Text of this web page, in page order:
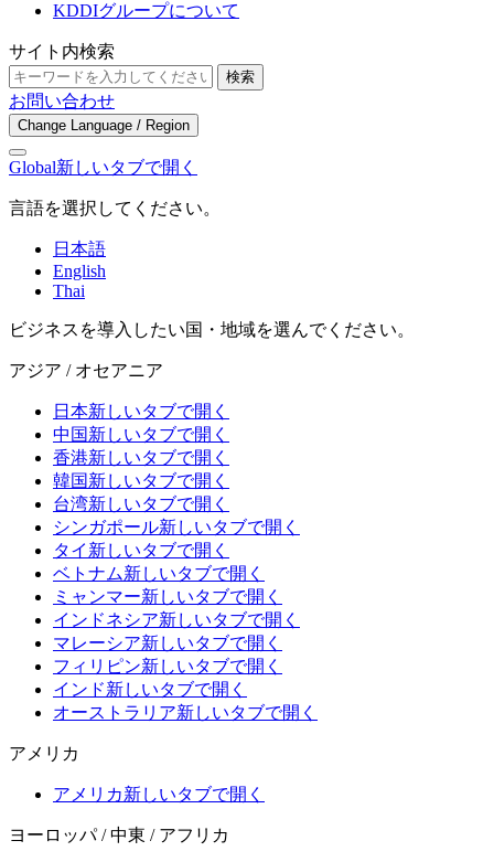
KDDIグループについて
サイト内検索
検索
お問い合わせ
Change Language / Region
Global新しいタブで開く
言語を選択してください。
日本語
English
Thai
ビジネスを導入したい国・地域を選んでください。
アジア / オセアニア
日本新しいタブで開く
中国新しいタブで開く
香港新しいタブで開く
韓国新しいタブで開く
台湾新しいタブで開く
シンガポール新しいタブで開く
タイ 新しいタブで開く
ベトナム新しいタブで開く
ミャンマー新しいタブで開く
インドネシア新しいタブで開く
マレーシア新しいタブで開く
フィリピン新しいタブで開く
インド新しいタブで開く
オーストラリア新しいタブで開く
アメリカ
アメリカ新しいタブで開く
ヨーロッパ / 中東 / アフリカ